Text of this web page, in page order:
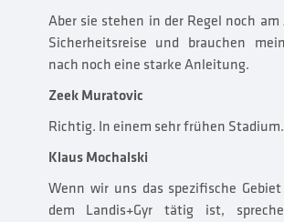
Aber sie stehen in der Regel noch
Sicherheitsreise und brauchen
nach noch eine starke Anleitung.
Zeek Muratovic
Richtig. In einem sehr frühen Stadium.
Klaus Mochalski
Wenn wir uns das spezifische
dem Landis+Gyr tätig ist,